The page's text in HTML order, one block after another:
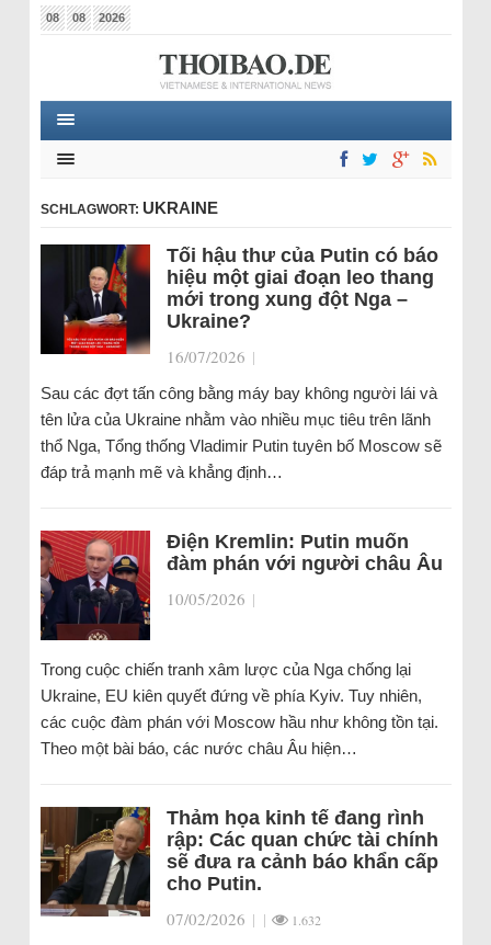
08 08 2026
SCHLAGWORT: UKRAINE
Tối hậu thư của Putin có báo
hiệu một giai đoạn leo thang
mới trong xung đột Nga –
Ukraine?
16/07/2026 |
Sau các đợt tấn công bằng máy bay không người lái và
tên lửa của Ukraine nhằm vào nhiều mục tiêu trên lãnh
thổ Nga, Tổng thống Vladimir Putin tuyên bố Moscow sẽ
đáp trả mạnh mẽ và khẳng định…
Điện Kremlin: Putin muốn
đàm phán với người châu Âu
10/05/2026 |
Trong cuộc chiến tranh xâm lược của Nga chống lại
Ukraine, EU kiên quyết đứng về phía Kyiv. Tuy nhiên,
các cuộc đàm phán với Moscow hầu như không tồn tại.
Theo một bài báo, các nước châu Âu hiện…
Thảm họa kinh tế đang rình
rập: Các quan chức tài chính
sẽ đưa ra cảnh báo khẩn cấp
cho Putin.
07/02/2026 | | 1.632